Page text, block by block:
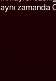
aynı zamanda